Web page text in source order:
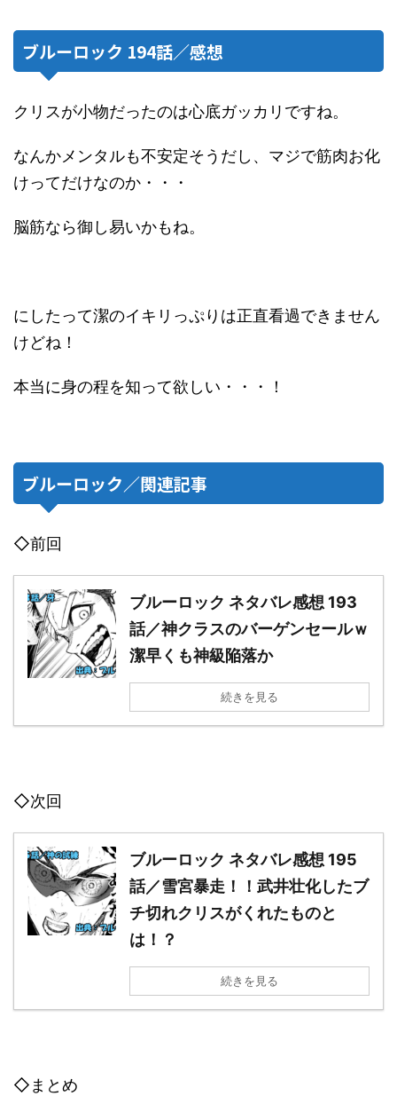
ブルーロック 194話／感想
クリスが小物だったのは心底ガッカリですね。
なんかメンタルも不安定そうだし、マジで筋肉お化
けってだけなのか・・・
脳筋なら御し易いかもね。
にしたって潔のイキリっぷりは正直看過できません
けどね！
本当に身の程を知って欲しい・・・！
ブルーロック／関連記事
◇前回
ブルーロック ネタバレ感想 193
話／神クラスのバーゲンセールｗ
潔早くも神級陥落か
続きを見る
◇次回
ブルーロック ネタバレ感想 195
話／雪宮暴走！！武井壮化したブ
チ切れクリスがくれたものと
は！？
続きを見る
◇まとめ